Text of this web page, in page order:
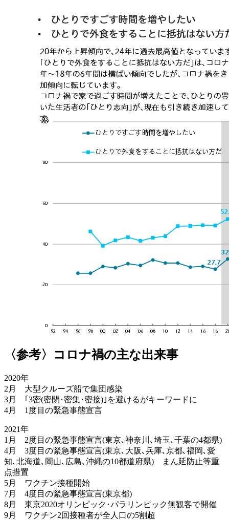
〈参考〉コロナ禍の主な出来事
2020年
2月 大型クルーズ船で集団感染
3月 ｢3密(密閉･密集･密接)｣を避けるがキーワードに
4月 1度目の緊急事態宣言
2021年
1月 2度目の緊急事態宣言(東京､神奈川､埼玉､千葉の4都県)
4月 3度目の緊急事態宣言(東京､大阪､兵庫､京都､福岡､愛
知､北海道､岡山､広島､沖縄の10都道府県) まん延防止等重
点措置
5月 ワクチン接種開始
7月 4度目の緊急事態宣言(東京都)
8月 東京2020オリンピック･パラリンピック無観客で開催
9月 ワクチン2回接種者が全人口の5割超